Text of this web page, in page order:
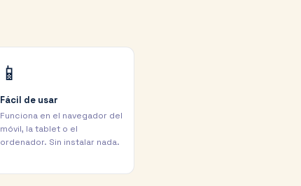
📱
Fácil de usar
Funciona en el navegador del
móvil, la tablet o el
ordenador. Sin instalar nada.